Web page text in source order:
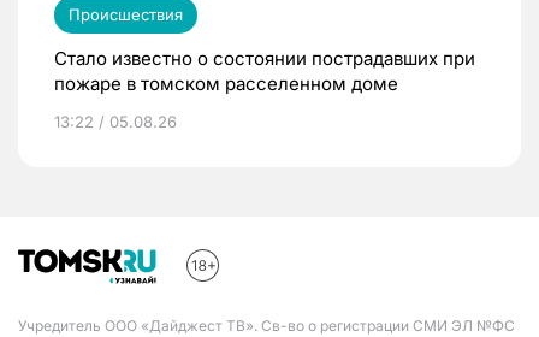
Происшествия
Стало известно о состоянии пострадавших при
пожаре в томском расселенном доме
13:22 / 05.08.26
Учредитель ООО «Дайджест ТВ». Св-во о регистрации СМИ ЭЛ №ФС